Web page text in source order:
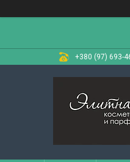
+380 (97) 693-